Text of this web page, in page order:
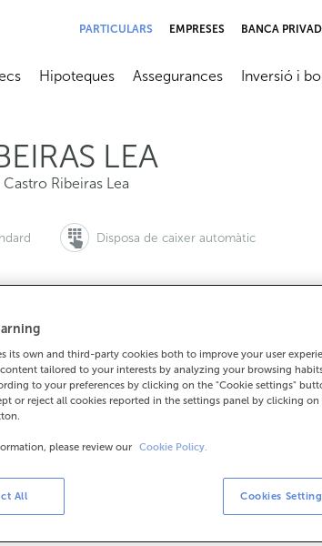
PARTICULARS EMPRESES BANCA
Abrir submenú
Hipoteques
Abrir submenú
Assegurances
Abrir
Inversió i
LEA
Castro Ribeiras Lea
Disposa de caixer automàtic
vols demanar cita:
815 200 982310036
a 14:00.
el dia i hora que triïs.
its own and third-party cookies both to improve your user
tailored to your interests by analyzing your browsing
to your preferences by clicking on the "Cookie settings"
or reject all cookies reported in the settings panel by clicking on
please review our Cookie Policy.
All Cookies